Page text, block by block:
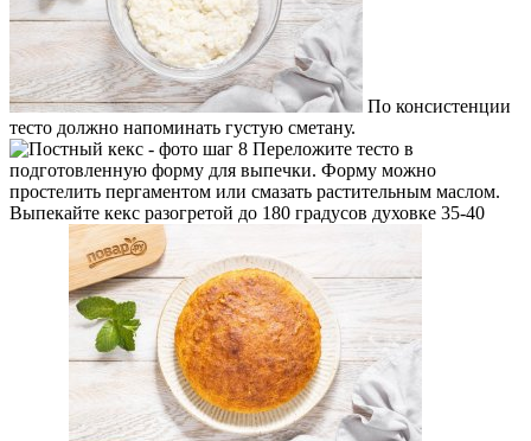
По консистенции
тесто должно напоминать густую сметану.
Переложите тесто в
подготовленную форму для выпечки. Форму можно
простелить пергаментом или смазать растительным маслом.
Выпекайте кекс разогретой до 180 градусов духовке 35-40